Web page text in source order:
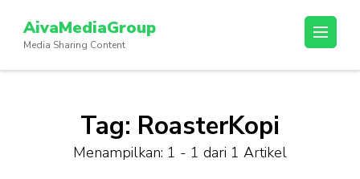
konten
(Tekan
AivaMediaGroup
Media Sharing Content
Tag: RoasterKopi
Menampilkan: 1 - 1 dari 1 Artikel